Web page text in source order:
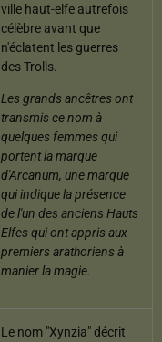
ville haut-elfe autrefois
célèbre avant que
n'éclatent les guerres
des Trolls.
Les grands ancêtres ont
transmis ce nom à
quelques femmes qui
portent la marque
d'Arcanum, une marque
qui indique la présence
de l'un des anciens Hauts
Elfes qui ont appris aux
premiers arathoriens à
manier la magie.
Le nom "Xynzia" décrit